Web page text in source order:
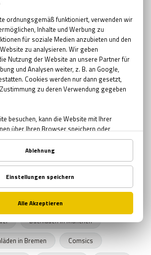
movie
escape room 2017
Ostern
Bremen
Ostern in München
in Nürnberg
Teambuilding
Möglichkeiten Bremen
Nürnberg
Muttertag
Geschenke zum Muttertag
Tochter Aktivitäten Nürnberg
Tochter Aktivitäten Bremen
Aktivitäten München
Buchläden in München
in Bremen
Comsics